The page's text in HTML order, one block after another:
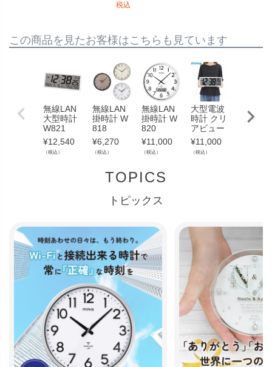
税込
この商品を見たお客様はこちらも見ています
無線LAN
大型時計
W821
¥12,540
（税込）
無線LAN
掛時計 W
818
¥6,270
（税込）
無線LAN
掛時計 W
820
¥11,000
（税込）
大型電波
時計 クリ
アビュー
¥11,000
（税込）
大型電
時計 グ
TOPICS
トピックス